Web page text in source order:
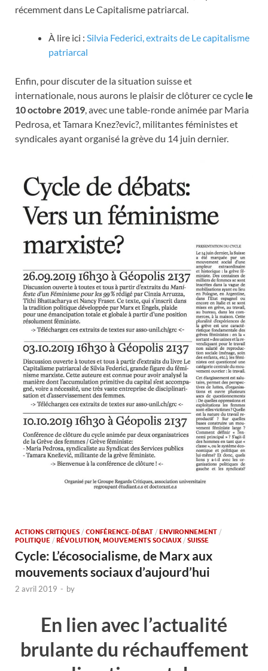
récemment dans Le Capitalisme patriarcal.
À lire ici : Silvia Federici, extraits de Le capitalisme
patriarcal
Enfin, pour discuter de la situation suisse et
internationale, nous aurons le plaisir de clôturer ce cycle le
10 octobre 2019, avec une table-ronde animée par Maria
Pedrosa, et Tamara Knez?evic?, militantes féministes et
syndicales ayant organisé la grève du 14 juin dernier.
ACTIONS CRITIQUES / CONFÉRENCE-DÉBAT / ENVIRONNEMENT /
POLITIQUE / RÉVOLUTION, MOUVEMENTS SOCIAUX / SUISSE
Cycle: L’écosocialisme, de Marx aux
mouvements sociaux d’aujourd’hui
2 avril 2019 - by
En lien avec l’actualité
brulante du réchauffement